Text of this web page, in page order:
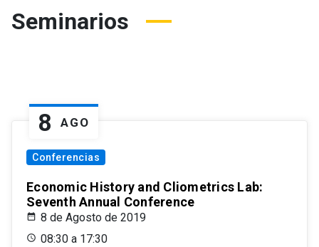
Seminarios
8 AGO
Conferencias
Economic History and Cliometrics Lab:
Seventh Annual Conference
8 de Agosto de 2019
08:30 a 17:30